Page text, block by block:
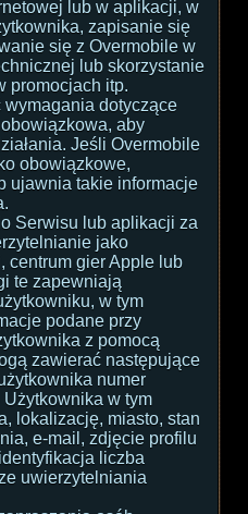
lub w aplikacji, w
zapisanie się
się z Overmobile w
lub skorzystanie
promocjach itp.
dotyczące
aby
Jeśli Overmobile
obowiązkowe,
ujawnia takie informacje
Serwisu lub aplikacji za
jako
centrum gier Apple lub
te zapewniają
w tym
podane przy
z pomocą
zawierać następujące
numer
w tym
lokalizację, miasto, stan
e-mail, zdjęcie profilu
liczba
uwierzytelniania